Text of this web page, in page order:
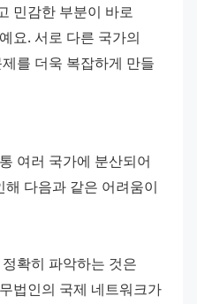
민감한 부분이 바로
요. 서로 다른 국가의
를 더욱 복잡하게 만들
여러 국가에 분산되어
다음과 같은 어려움이
확히 파악하는 것은
법인의 국제 네트워크가